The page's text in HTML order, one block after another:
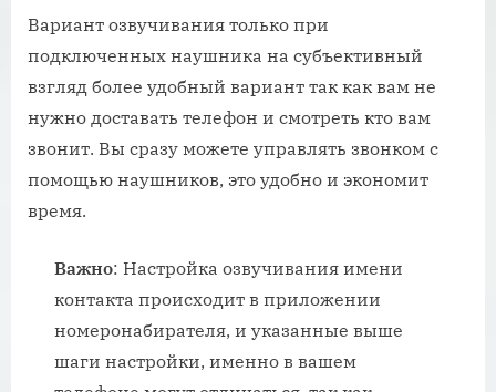
Вариант озвучивания только при
подключенных наушника на субъективный
взгляд более удобный вариант так как вам не
нужно доставать телефон и смотреть кто вам
звонит. Вы сразу можете управлять звонком с
помощью наушников, это удобно и экономит
время.
Важно: Настройка озвучивания имени
контакта происходит в приложении
номеронабирателя, и указанные выше
шаги настройки, именно в вашем